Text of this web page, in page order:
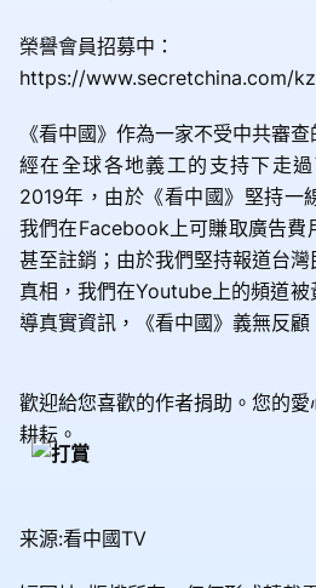
榮譽會員招募中：
https://www.secretchina.com/
《看中國》作為一家不受中共審
經在全球各地義工的支持下走
2019年，由於《看中國》堅持一
我們在Facebook上可賺取廣告費
甚至註銷；由於我們堅持報道台
真相，我們在Youtube上的頻道
導真實資訊，《看中國》義無反顧
歡迎給您喜歡的作者捐助。您的
耕耘。
来源:看中國TV